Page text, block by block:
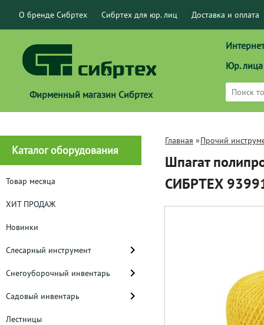
О бренде Сибртех Сибртех для юр. лиц Доставка и оплата
Фирменный магазин Сибртех
Юр. лица
Каталог оборудования
Товар месяца
ХИТ ПРОДАЖ
Новинки
Слесарный инструмент
Снегоуборочный инвентарь
Садовый инвентарь
Лестницы
Главная »Прочий
Шпагат
СИБРТЕХ